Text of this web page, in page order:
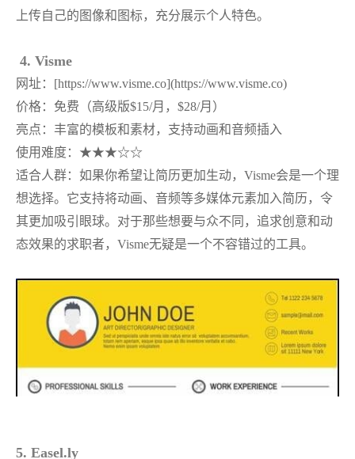
上传自己的图像和图标，充分展示个人特色。
4. Visme
网址： [https://www.visme.co](https://www.visme.co)
价格：免费（高级版$15/月，$28/月）
亮点：丰富的模板和素材，支持动画和音频插入
使用难度： ★★★☆☆
适合人群：如果你希望让简历更加生动， Visme会是一个理
想选择。它支持将动画、音频等多媒体元素加入简历，令
其更加吸引眼球。对于那些想要与众不同，追求创意和动
态效果的求职者，Visme无疑是一个不容错过的工具。
5. Easel.ly